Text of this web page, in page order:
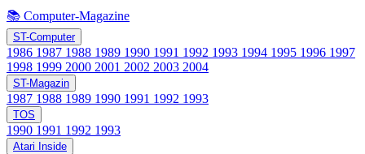
📚 Computer-Magazine
ST-Computer
1986 1987 1988 1989 1990 1991 1992 1993 1994 1995 1996 1997
1998 1999 2000 2001 2002 2003 2004
ST-Magazin
1987 1988 1989 1990 1991 1992 1993
TOS
1990 1991 1992 1993
Atari Inside